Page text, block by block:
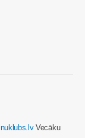
Vecāku